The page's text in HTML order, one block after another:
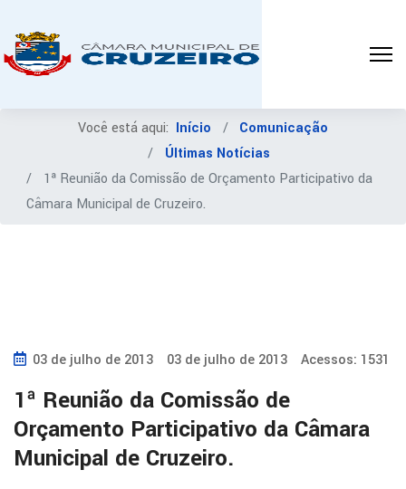
Você está aqui: Início
Comunicação
Últimas Notícias
1ª Reunião da Comissão de Orçamento Participativo da
Câmara Municipal de Cruzeiro.
03 de julho de 2013 03 de julho de 2013 Acessos: 1531
1ª Reunião da Comissão de
Orçamento Participativo da Câmara
Municipal de Cruzeiro.